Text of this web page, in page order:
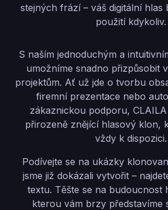
stejných frází – váš digitální hlas
použití kdykoliv.
S naším jednoduchým a
umožníme snadno přizpůsobit
projektům. Ať už jde o tvorbu
firemní prezentace nebo
zákaznickou podporu,
přirozeně znějící hlasový klon,
vždy k dispozici.
Podívejte se na ukázky
jsme již dokázali vytvořit –
textu. Těšte se na budoucnost
kterou vám brzy představíme